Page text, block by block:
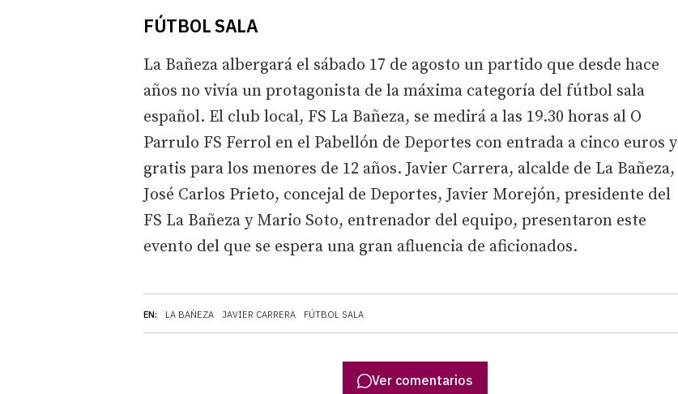
EN: LA BAÑEZA JAVIER CARRERA FÚTBOL SALA
FÚTBOL SALA
La Bañeza albergará el sábado 17 de agosto un partido que desde hace
años no vivía un protagonista de la máxima categoría del fútbol sala
español. El club local, FS La Bañeza, se medirá a las 19.30 horas al O
Parrulo FS Ferrol en el Pabellón de Deportes con entrada a cinco euros y
gratis para los menores de 12 años. Javier Carrera, alcalde de La Bañeza,
José Carlos Prieto, concejal de Deportes, Javier Morejón, presidente del
FS La Bañeza y Mario Soto, entrenador del equipo, presentaron este
evento del que se espera una gran afluencia de aficionados.
Ver comentarios